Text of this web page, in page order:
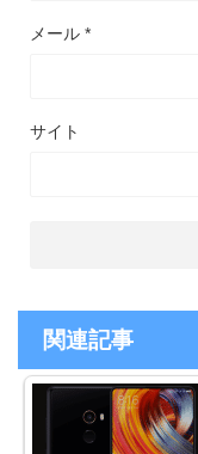
メール *
サイト
関連記事